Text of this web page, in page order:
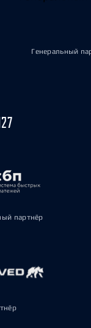
Генеральный
партнёр